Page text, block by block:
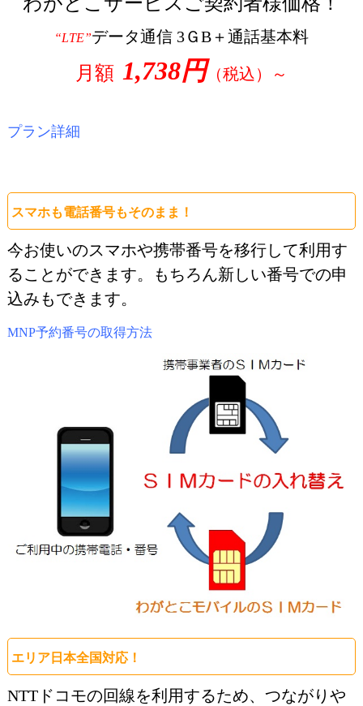
“LTE”データ通信 3ＧB＋通話基本料
月額 1,738円（税込）～
プラン詳細
スマホも電話番号もそのまま！
今お使いのスマホや携帯番号を移行して利用す
ることができます。もちろん新しい番号での申
込みもできます。
MNP予約番号の取得方法
エリア日本全国対応！
NTTドコモの回線を利用するため、つながりや